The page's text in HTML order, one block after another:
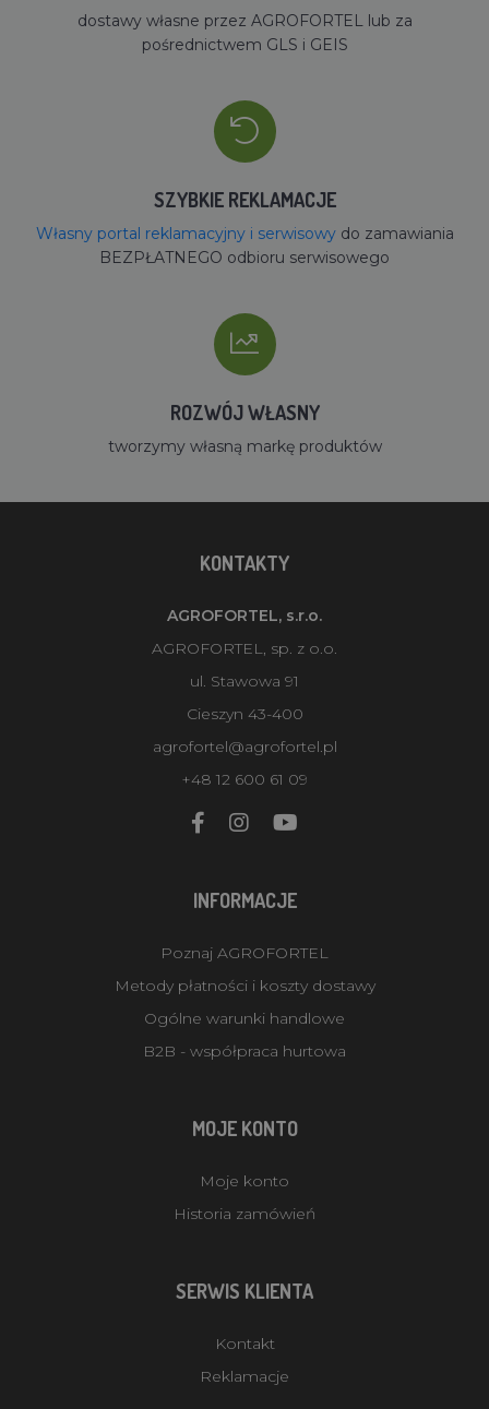
dostawy własne przez AGROFORTEL lub za
pośrednictwem GLS i GEIS
SZYBKIE REKLAMACJE
Własny portal reklamacyjny i serwisowydo zamawiania
BEZPŁATNEGO odbioru serwisowego
ROZWÓJ WŁASNY
tworzymy własną markę produktów
KONTAKTY
AGROFORTEL, s.r.o.
AGROFORTEL, sp. z o.o.
ul. Stawowa 91
Cieszyn 43-400
agrofortel@agrofortel.pl
+48 12 600 61 09
INFORMACJE
Poznaj AGROFORTEL
Metody płatności i koszty dostawy
Ogólne warunki handlowe
B2B - współpraca hurtowa
MOJE KONTO
Moje konto
Historia zamówień
SERWIS KLIENTA
Kontakt
Reklamacje